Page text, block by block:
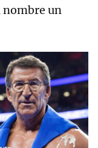
nombre un